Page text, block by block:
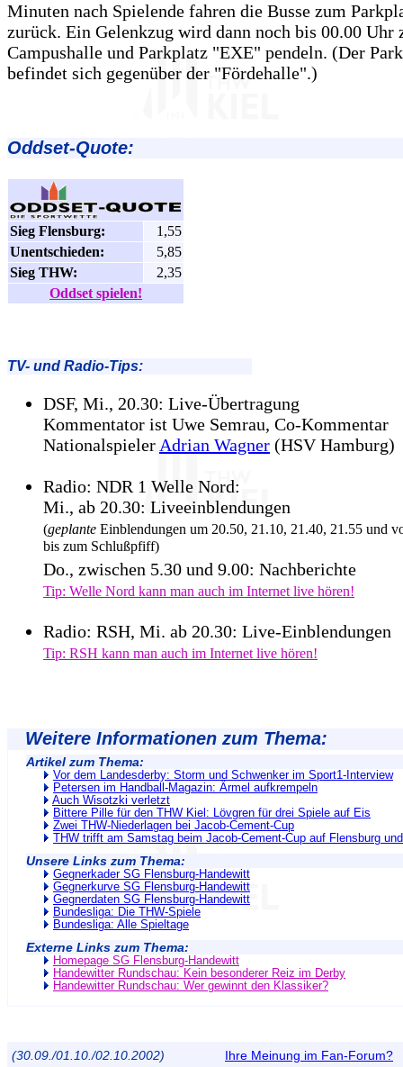
Minuten nach Spielende fahren die Busse zum
zurück. Ein Gelenkzug wird dann noch bis 00.00 Uhr
Campushalle und Parkplatz "EXE" pendeln. (Der
befindet sich gegenüber der "Fördehalle".)
Oddset-Quote:
Sieg Flensburg:
1,55
Unentschieden:
5,85
Sieg THW:
2,35
Oddset spielen!
TV- und Radio-Tips:
DSF, Mi., 20.30: Live-Übertragung
Kommentator ist Uwe Semrau, Co-Kommentar
Nationalspieler Adrian Wagner (HSV Hamburg)
Radio: NDR 1 Welle Nord:
Mi., ab 20.30: Liveeinblendungen
(geplante Einblendungen um 20.50, 21.10, 21.40, 21.55 und
bis zum Schlußpfiff)
Do., zwischen 5.30 und 9.00: Nachberichte
Tip: Welle Nord kann man auch im Internet live hören!
Radio: RSH, Mi. ab 20.30: Live-Einblendungen
Tip: RSH kann man auch im Internet live hören!
Weitere Informationen zum Thema:
Artikel zum Thema:
Vor dem Landesderby: Storm und Schwenker im Sport1-Interview
Petersen im Handball-Magazin: Ärmel aufkrempeln
Auch Wisotzki verletzt
Bittere Pille für den THW Kiel: Lövgren für drei Spiele auf Eis
Zwei THW-Niederlagen bei Jacob-Cement-Cup
THW trifft am Samstag beim Jacob-Cement-Cup auf Flensburg
Unsere Links zum Thema:
Gegnerkader SG Flensburg-Handewitt
Gegnerkurve SG Flensburg-Handewitt
Gegnerdaten SG Flensburg-Handewitt
Bundesliga: Die THW-Spiele
Bundesliga: Alle Spieltage
Externe Links zum Thema:
Homepage SG Flensburg-Handewitt
Handewitter Rundschau: Kein besonderer Reiz im Derby
Handewitter Rundschau: Wer gewinnt den Klassiker?
(30.09./01.10./02.10.2002) Ihre Meinung im Fan-Forum?